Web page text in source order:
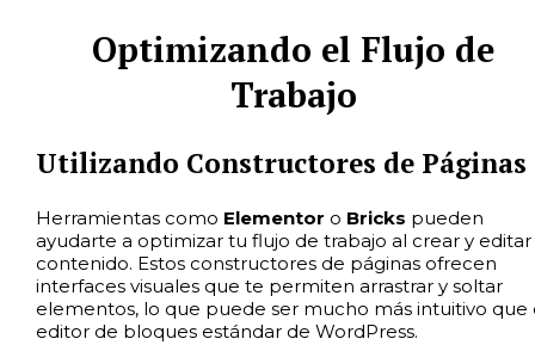
Optimizando el Flujo de
Trabajo
Utilizando Constructores de Páginas
Herramientas como Elementor o Bricks pueden
ayudarte a optimizar tu flujo de trabajo al crear y editar
contenido. Estos constructores de páginas ofrecen
interfaces visuales que te permiten arrastrar y soltar
elementos, lo que puede ser mucho más intuitivo que
editor de bloques estándar de WordPress.